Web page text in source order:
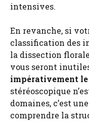
intensives.
En revanche, si
classification des
la dissection
vous seront
impérativement le
stéréoscopique
domaines, c’est
comprendre la